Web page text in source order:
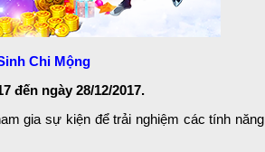
Chi Mộng
đến ngày 28/12/2017.
gia sự kiện để trải nghiệm các tính năng